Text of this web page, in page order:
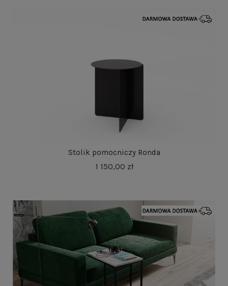
Stolik pomocniczy Ronda
1 150,00 zł